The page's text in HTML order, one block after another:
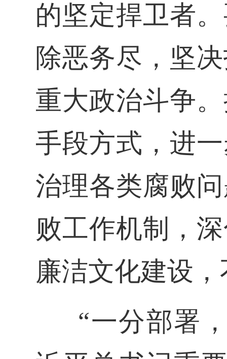
的坚定捍卫者
除恶务尽，坚
重大政治斗争
手段方式，进
治理各类腐败
败工作机制，
廉洁文化建设
“一分部署